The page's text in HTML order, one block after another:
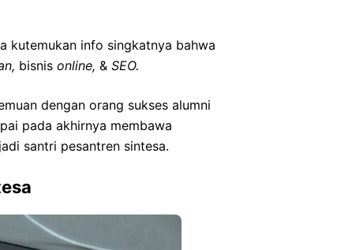
kutemukan info singkatnya bahwa
bisnis online, & SEO.
dengan orang sukses alumni
pada akhirnya membawa
santri pesantren sintesa.